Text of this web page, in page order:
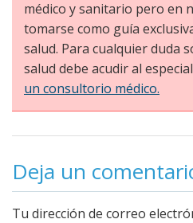
médico y sanitario pero en
tomarse como guía
salud. Para cualquier duda
salud debe acudir al
un consultorio médico.
Deja un
Tu dirección de correo